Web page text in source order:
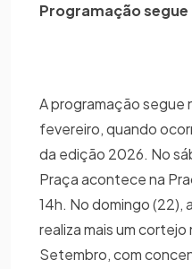
Programação segue
A programação segue
fevereiro, quando
da edição 2026. No
Praça acontece na
14h. No domingo (22),
realiza mais um
Setembro, com